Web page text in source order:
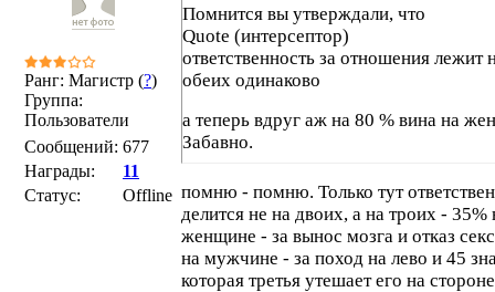
Ранг: Магистр (?)
Группа:
Пользователи
Сообщений: 677
Награды:
11
Статус:
Offline
Помнится вы утверждали, что
Quote (интерсептор)
ответственность за отношения лежит
обеих одинаково
а теперь вдруг аж на 80 % вина на
Забавно.
помню - помню. Только тут
делится не на двоих, а на троих - 35%
женщине - за вынос мозга и отказ
на мужчине - за поход на лево и 45
которая третья утешает его на